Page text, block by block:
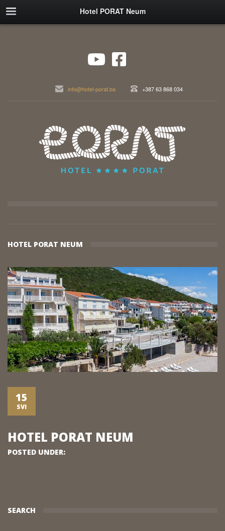
Hotel PORAT Neum
info@hotel-porat.ba +387 63 868 034
HOTEL PORAT NEUM
15
SVI
HOTEL PORAT NEUM
POSTED UNDER:
SEARCH